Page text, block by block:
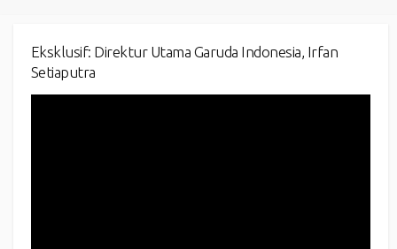
Eksklusif: Direktur Utama Garuda Indonesia, Irfan
Setiaputra